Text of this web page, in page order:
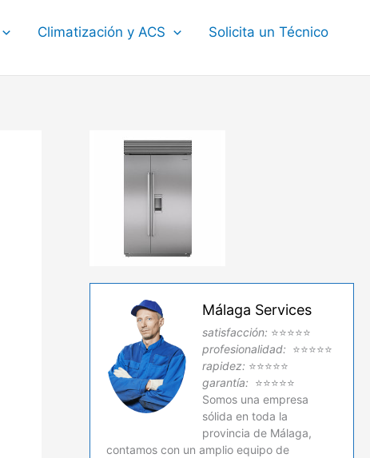
Climatización y ACS Solicita un Técnico
Málaga Services
satisfacción: ⭐⭐⭐⭐⭐
profesionalidad: ⭐⭐⭐⭐⭐
rapidez: ⭐⭐⭐⭐⭐
garantía: ⭐⭐⭐⭐⭐
Somos una empresa
sólida en toda la
provincia de Málaga,
contamos con un amplio equipo de